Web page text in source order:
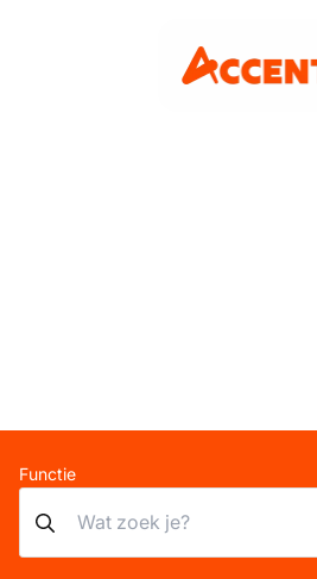
Functie